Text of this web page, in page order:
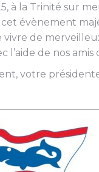
à la Trinité sur
évènement
vivre de
l’aide de nos amis
votre